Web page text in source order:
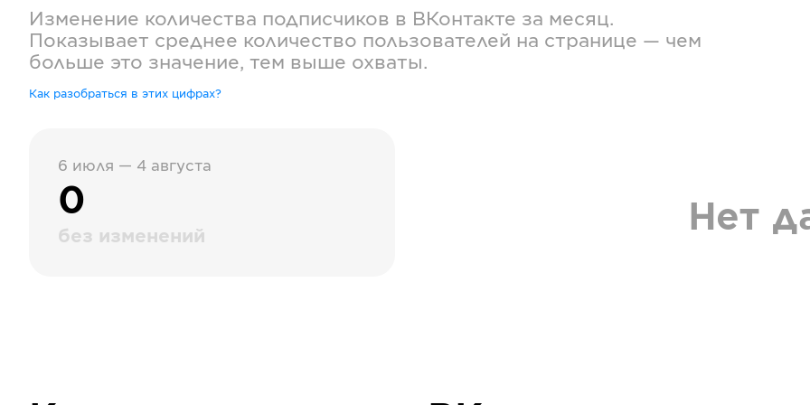
Изменение количества подписчиков в ВКонтакте за месяц.
Показывает среднее количество пользователей на странице — чем
больше это значение, тем выше охваты.
Как разобраться в этих цифрах?
6 июля — 4 августа
0
без изменений Нет